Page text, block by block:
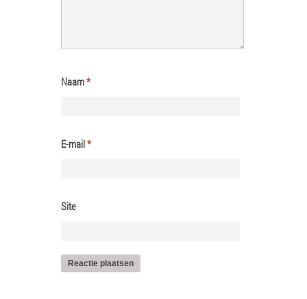
Naam*
E-mail*
Site